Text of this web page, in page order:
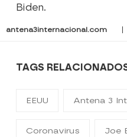
Biden.
antena3internacional.com |
TAGS
EEUU Antena 3
Coronavirus Joe